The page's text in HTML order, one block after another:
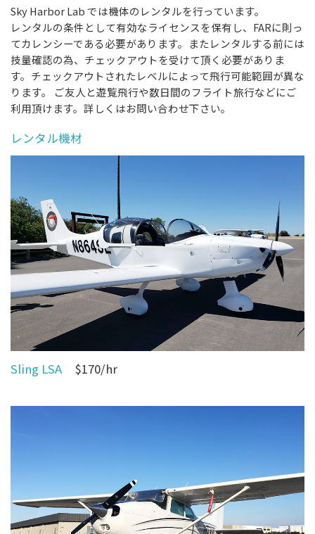
Sky Harbor Lab では機体のレンタルを行っています。
レンタルの条件として有効なライセンスを保有し、FARに則っ
てカレンシーである必要があります。またレンタルする前には
技量確認の為、チェックアウトを受けて頂く必要がありま
す。チェックアウトされたレベルによって飛行可能範囲が異な
ります。 ご友人と遊覧飛行や数日間のフライト旅行などにご
利用頂けます。詳しくはお問い合わせ下さい。
レンタル機材
Sling LSA $170/hr